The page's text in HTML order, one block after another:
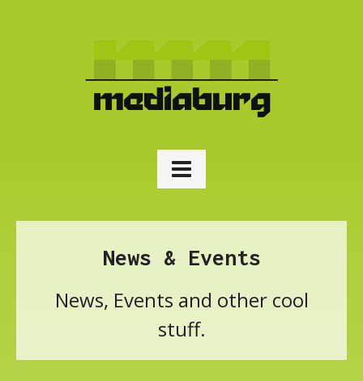
News & Events
News, Events and other cool
stuff.